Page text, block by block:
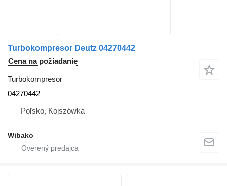
Turbokompresor Deutz 04270442
Cena na požiadanie
Turbokompresor
04270442
Poľsko, Kojszówka
Wibako